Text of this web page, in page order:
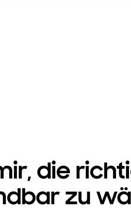
die
zu